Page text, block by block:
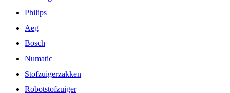
Philips
Aeg
Bosch
Numatic
Stofzuigerzakken
Robotstofzuiger